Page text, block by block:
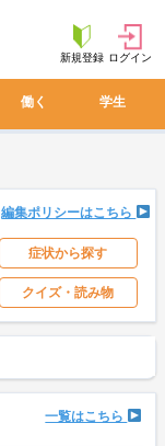
新規登録 ログイン
働く 学生
編集ポリシーはこちら
症状から探す
クイズ・読み物
一覧はこちら